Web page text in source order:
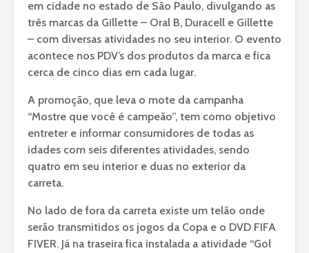
em cidade no estado de São Paulo, divulgando as
três marcas da Gillette – Oral B, Duracell e Gillette
– com diversas atividades no seu interior. O evento
acontece nos PDV’s dos produtos da marca e fica
cerca de cinco dias em cada lugar.
A promoção, que leva o mote da campanha
“Mostre que você é campeão”, tem como objetivo
entreter e informar consumidores de todas as
idades com seis diferentes atividades, sendo
quatro em seu interior e duas no exterior da
carreta.
No lado de fora da carreta existe um telão onde
serão transmitidos os jogos da Copa e o DVD FIFA
FIVER. Já na traseira fica instalada a atividade “Gol